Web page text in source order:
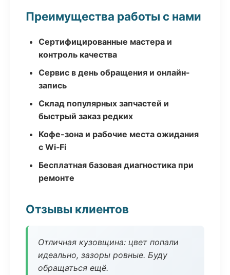
Преимущества работы с нами
Сертифицированные мастера и
контроль качества
Сервис в день обращения и онлайн-
запись
Склад популярных запчастей и
быстрый заказ редких
Кофе-зона и рабочие места ожидания
с Wi‑Fi
Бесплатная базовая диагностика при
ремонте
Отзывы клиентов
Отличная кузовщина: цвет попали
идеально, зазоры ровные. Буду
обращаться ещё.